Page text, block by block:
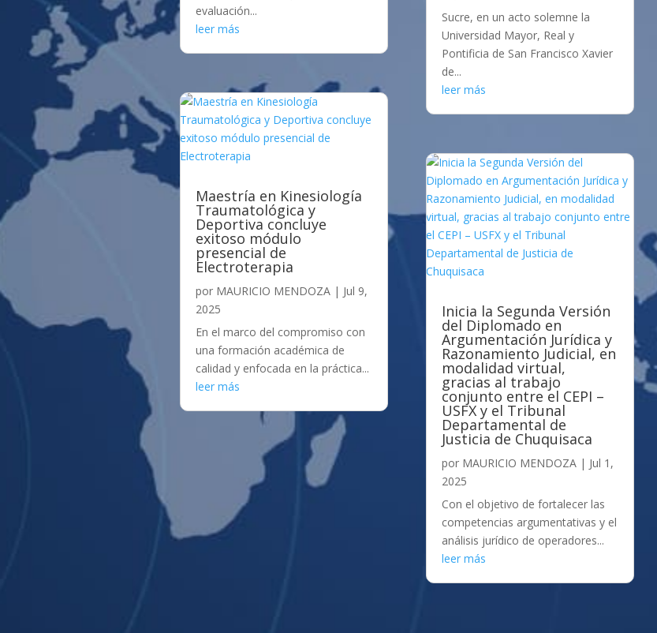
evaluación...
leer más
Maestría en Kinesiología
Traumatológica y
Deportiva concluye
exitoso módulo
presencial de
Electroterapia
por MAURICIO MENDOZA | Jul 9,
2025
En el marco del compromiso con
una formación académica de
calidad y enfocada en la práctica...
leer más
Sucre, en un acto solemne la
Universidad Mayor, Real y
Pontificia de San Francisco Xavier
de...
leer más
Inicia la Segunda Versión
del Diplomado en
Argumentación Jurídica y
Razonamiento Judicial, en
modalidad virtual,
gracias al trabajo
conjunto entre el CEPI –
USFX y el Tribunal
Departamental de
Justicia de Chuquisaca
por MAURICIO MENDOZA | Jul 1,
2025
Con el objetivo de fortalecer las
competencias argumentativas y el
análisis jurídico de operadores...
leer más